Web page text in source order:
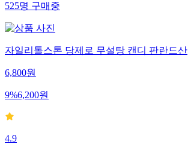
525명 구매중
자일리톨스톤 당제로 무설탕 캔디 판란드산
6,800원
9%6,200원
4.9